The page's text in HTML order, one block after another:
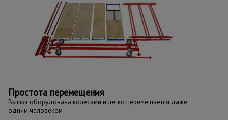
Простота перемещения
Вышка оборудована колесами и легко перемещается даже
одним человеком